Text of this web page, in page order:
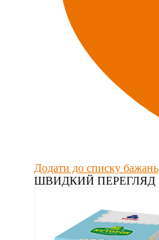
Додати до списку бажань
ШВИДКИЙ ПЕРЕГЛЯД